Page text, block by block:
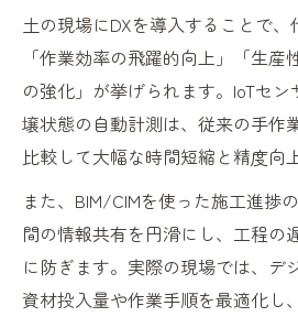
土の現場にDXを導入することで
「作業効率の飛躍的向上」「生
の強化」が挙げられます。IoTセ
壌状態の自動計測は、従来の手作
比較して大幅な時間短縮と精度向
また、BIM/CIMを使った施工進捗
間の情報共有を円滑にし、工程の
に防ぎます。実際の現場では、デ
資材投入量や作業手順を最適化し